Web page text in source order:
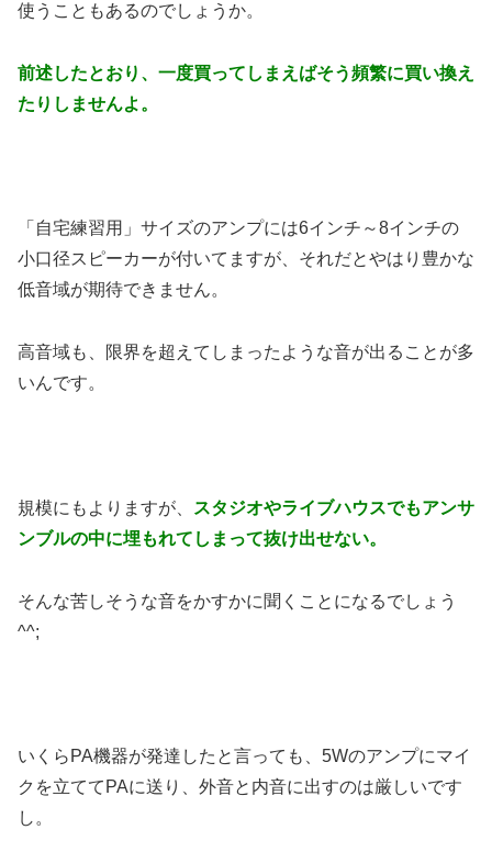
使うこともあるのでしょうか。
前述したとおり、一度買ってしまえばそう頻繁に買い換え
たりしませんよ。
「自宅練習用」サイズのアンプには6インチ～8インチの
小口径スピーカーが付いてますが、それだとやはり豊かな
低音域が期待できません。
高音域も、限界を超えてしまったような音が出ることが多
いんです。
規模にもよりますが、
スタジオやライブハウスでもアンサ
ンブルの中に埋もれてしまって抜け出せない。
そんな苦しそうな音をかすかに聞くことになるでしょう
^^;
いくらPA機器が発達したと言っても、5Wのアンプにマイ
クを立ててPAに送り、外音と内音に出すのは厳しいです
し。